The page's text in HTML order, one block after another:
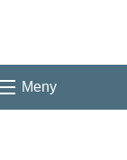
Meny